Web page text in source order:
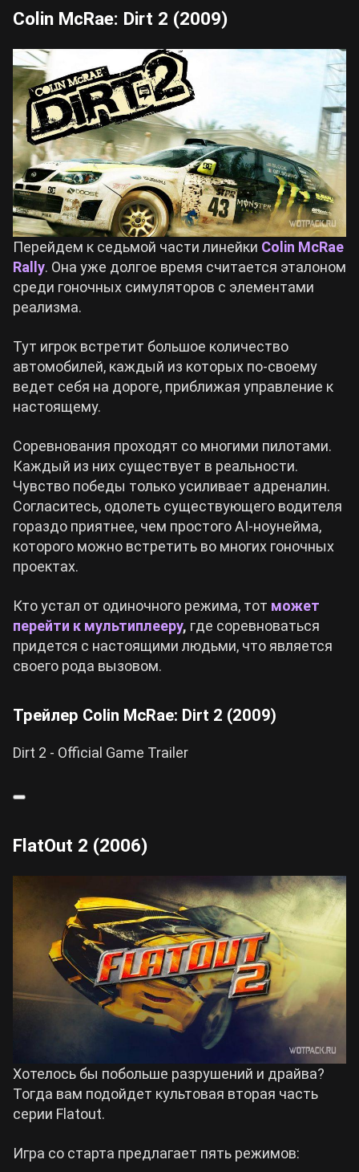
Colin McRae: Dirt 2 (2009)
Перейдем к седьмой части линейки Colin McRae
Rally. Она уже долгое время считается эталоном
среди гоночных симуляторов с элементами
реализма.
Тут игрок встретит большое количество
автомобилей, каждый из которых по-своему
ведет себя на дороге, приближая управление к
настоящему.
Соревнования проходят со многими пилотами.
Каждый из них существует в реальности.
Чувство победы только усиливает адреналин.
Согласитесь, одолеть существующего водителя
гораздо приятнее, чем простого AI-ноунейма,
которого можно встретить во многих гоночных
проектах.
Кто устал от одиночного режима, тот может
перейти к мультиплееру, где соревноваться
придется с настоящими людьми, что является
своего рода вызовом.
Трейлер Colin McRae: Dirt 2 (2009)
Dirt 2 - Official Game Trailer
FlatOut 2 (2006)
Хотелось бы побольше разрушений и драйва?
Тогда вам подойдет культовая вторая часть
серии Flatout.
Игра со старта предлагает пять режимов: